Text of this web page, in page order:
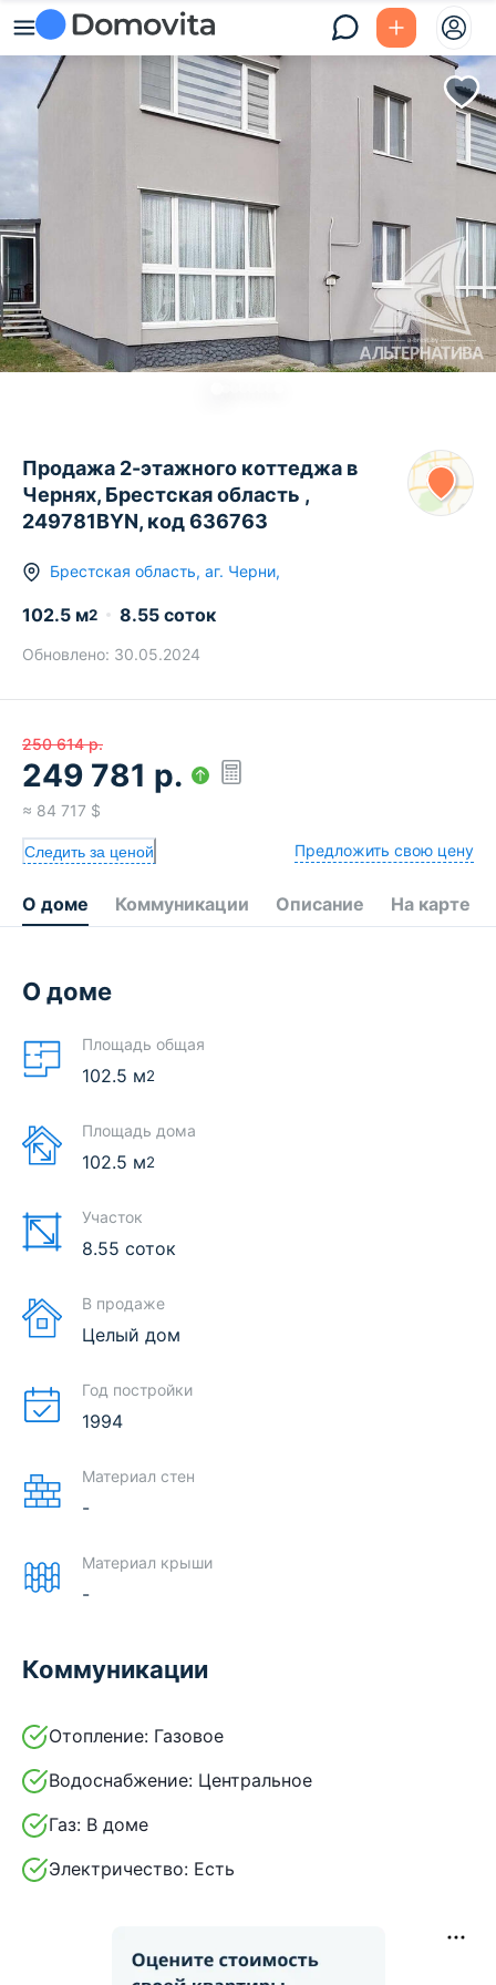
Продажа 2-этажного коттеджа в
Чернях, Брестская область ,
249781BYN, код 636763
Брестская область, аг. Черни,
102.5 м2 8.55 соток
Обновлено: 30.05.2024
250 614 р.
249 781 р.
≈ 84 717 $
Следить за ценой Предложить свою цену
О доме Коммуникации Описание На карте
О доме
Площадь общая
102.5 м2
Площадь дома
102.5 м2
Участок
8.55 соток
В продаже
Целый дом
Год постройки
1994
Материал стен
-
Материал крыши
-
Коммуникации
Отопление: Газовое
Водоснабжение: Центральное
Газ: В доме
Электричество: Есть